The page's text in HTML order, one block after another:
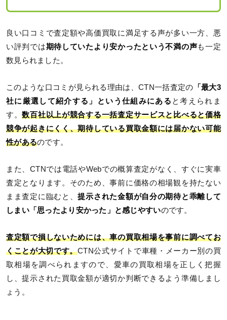
良い口コミで査定額や高価買取に満足する声が多い一方、悪
い評判では期待していたより安かったという不満の声も一定
数見られました。
このような口コミが見られる理由は、CTN一括査定の 「最大3
社に厳選して紹介する」という仕組みにある と考えられま
す。数百社以上が競合する一括査定サービスと比べると価格
競争が起きにくく、期待している買取金額には届かない可能
性があるのです。
また、CTNでは電話やWebでの概算査定がなく、すぐに実車
査定となります。そのため、事前に価格の相場観を持たない
まま査定に臨むと、提示された金額が自分の期待と乖離して
しまい「思ったより安かった」と感じやすいのです。
査定額で損しないためには、車の買取相場を事前に調べてお
くことが大切です。CTN公式サイトで車種・メーカー別の買
取相場を調べられますので、愛車の買取相場を正しく把握
し、提示された買取金額が適切か判断できるよう準備しまし
ょう。